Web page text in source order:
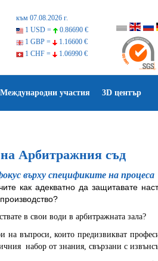
към 07.08.2026 г.
1 USD =
0.86690 €
1 GBP =
1.16600 €
1 CHF =
1.06990 €
Международни участия 3D център
Арбитражния съд
върху спецификите на процеса
как адекватно да защитавате
в свои води в арбитражната зала?
на въпроси, които предизвикват
набор от знания, свързани с